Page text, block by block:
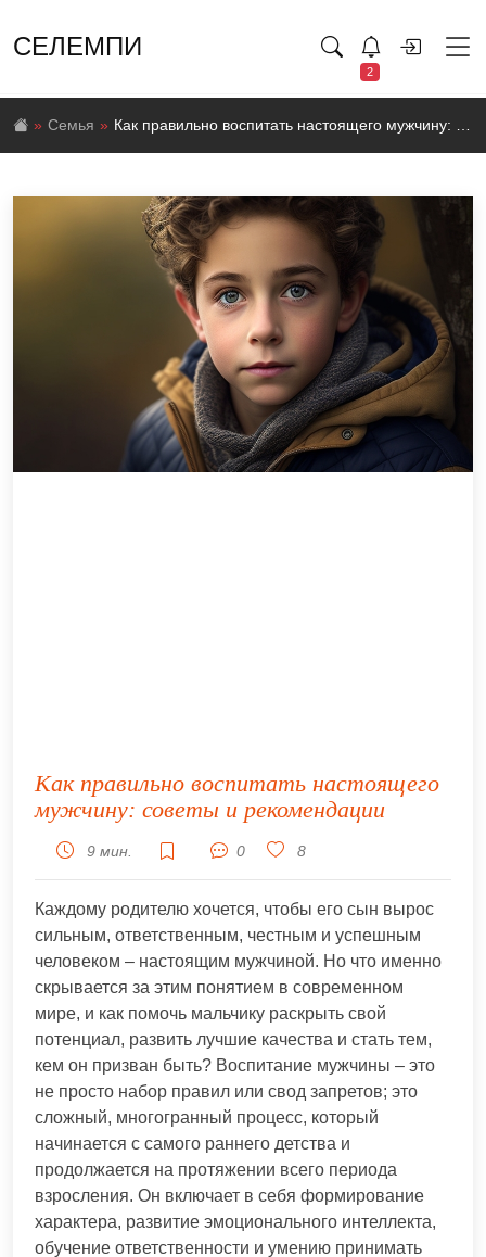
СЕЛЕМПИ
2
Семья Как правильно воспитать настоящего мужчину: советы и рекомендации
Как правильно воспитать настоящего
мужчину: советы и рекомендации
9 мин. 0 8
Каждому родителю хочется, чтобы его сын вырос
сильным, ответственным, честным и успешным
человеком – настоящим мужчиной. Но что именно
скрывается за этим понятием в современном
мире, и как помочь мальчику раскрыть свой
потенциал, развить лучшие качества и стать тем,
кем он призван быть? Воспитание мужчины – это
не просто набор правил или свод запретов; это
сложный, многогранный процесс, который
начинается с самого раннего детства и
продолжается на протяжении всего периода
взросления. Он включает в себя формирование
характера, развитие эмоционального интеллекта,
обучение ответственности и умению принимать